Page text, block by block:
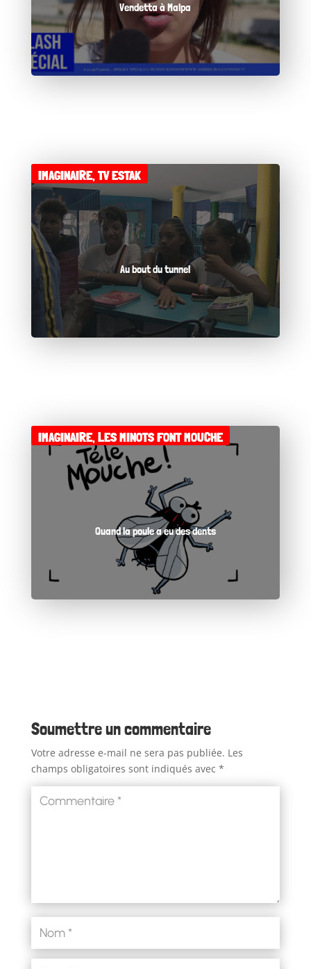
Vendetta à Malpa
Au bout du tunnel
IMAGINAIRE,TV ESTAK
Quand la poule a eu des dents
IMAGINAIRE,LES MINOTS FONT MOUCHE
Soumettre un commentaire
Votre adresse e-mail ne sera pas publiée. Les
champs obligatoires sont indiqués avec *